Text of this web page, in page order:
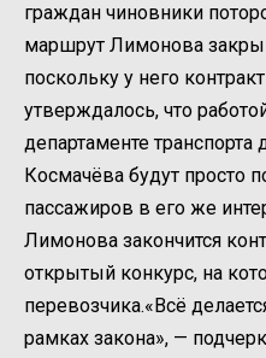
граждан чиновники
маршрут Лимонова
поскольку у него
утверждалось, что
департаменте
Космачёва будут просто
пассажиров в его же
Лимонова закончится
открытый конкурс, на
перевозчика.«Всё
рамках закона», —